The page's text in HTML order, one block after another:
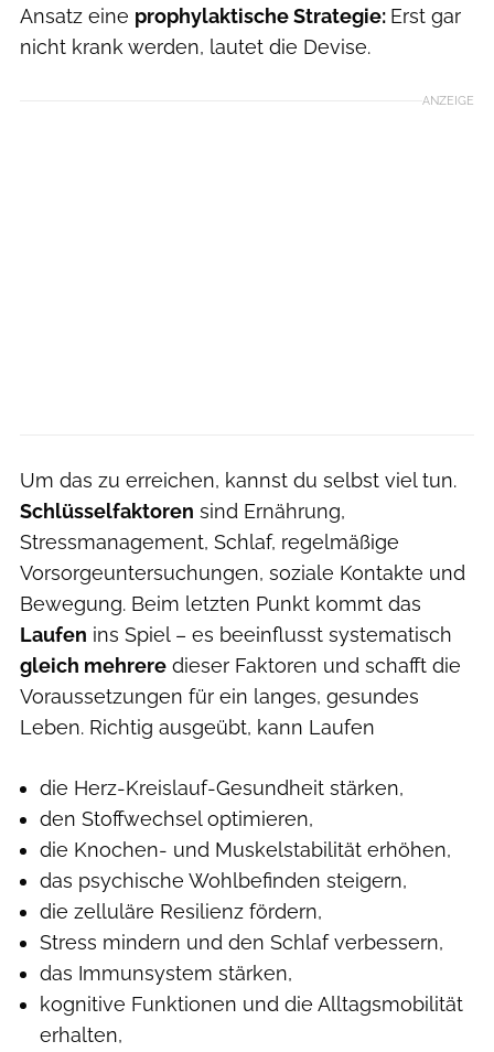
Ansatz eine prophylaktische Strategie: Erst gar
nicht krank werden, lautet die Devise.
ANZEIGE
Um das zu erreichen, kannst du selbst viel tun.
Schlüsselfaktoren sind Ernährung,
Stressmanagement, Schlaf, regelmäßige
Vorsorgeuntersuchungen, soziale Kontakte und
Bewegung. Beim letzten Punkt kommt das
Laufen ins Spiel – es beeinflusst systematisch
gleich mehrere dieser Faktoren und schafft die
Voraussetzungen für ein langes, gesundes
Leben. Richtig ausgeübt, kann Laufen
die Herz-Kreislauf-Gesundheit stärken,
den Stoffwechsel optimieren,
die Knochen- und Muskelstabilität erhöhen,
das psychische Wohlbefinden steigern,
die zelluläre Resilienz fördern,
Stress mindern und den Schlaf verbessern,
das Immunsystem stärken,
kognitive Funktionen und die Alltagsmobilität
erhalten,